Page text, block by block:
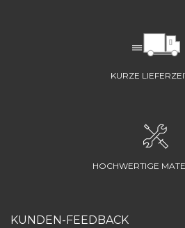
KURZE
HOCHWERTIGE
KUNDEN-FEEDBACK